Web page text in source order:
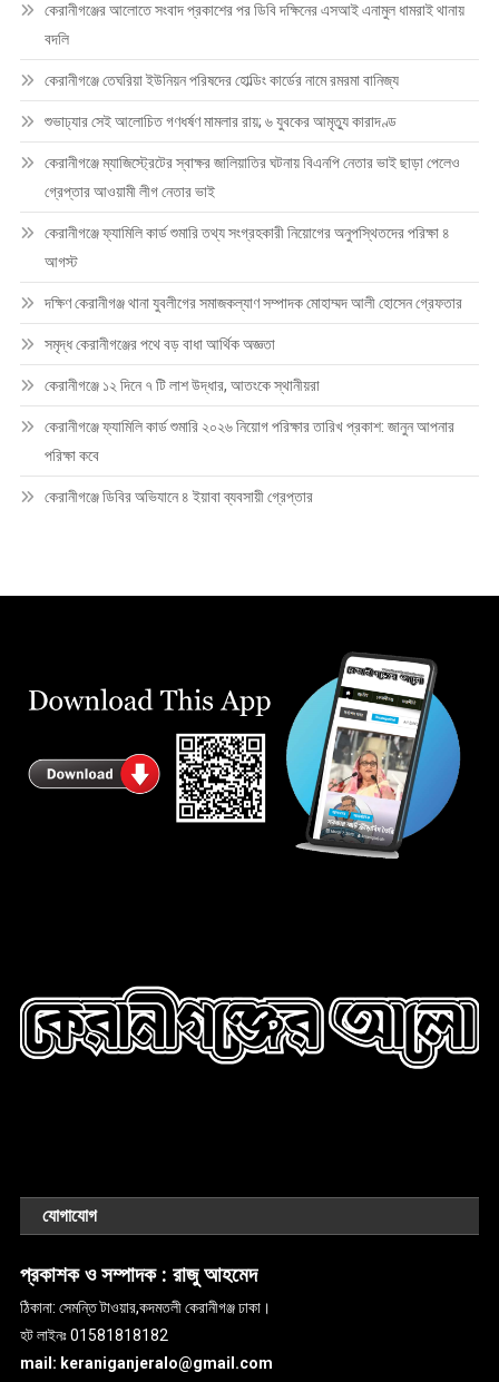
কেরানীগঞ্জের আলোতে সংবাদ প্রকাশের পর ডিবি দক্ষিনের এসআই এনামুল ধামরাই থানায়
বদলি
কেরানীগঞ্জে তেঘরিয়া ইউনিয়ন পরিষদের হোল্ডিং কার্ডের নামে রমরমা বানিজ্য
শুভাঢ্যার সেই আলোচিত গণধর্ষণ মামলার রায়; ৬ যুবকের আমৃত্যু কারাদণ্ড
কেরানীগঞ্জে ম্যাজিস্ট্রেটের স্বাক্ষর জালিয়াতির ঘটনায় বিএনপি নেতার ভাই ছাড়া পেলেও
গ্রেপ্তার আওয়ামী লীগ নেতার ভাই
কেরানীগঞ্জে ফ্যামিলি কার্ড শুমারি তথ্য সংগ্রহকারী নিয়োগের অনুপস্থিতদের পরিক্ষা ৪
আগস্ট
দক্ষিণ কেরানীগঞ্জ থানা যুবলীগের সমাজকল্যাণ সম্পাদক মোহাম্মদ আলী হোসেন গ্রেফতার
সমৃদ্ধ কেরানীগঞ্জের পথে বড় বাধা আর্থিক অজ্ঞতা
কেরানীগঞ্জে ১২ দিনে ৭ টি লাশ উদ্ধার, আতংকে স্থানীয়রা
কেরানীগঞ্জে ফ্যামিলি কার্ড শুমারি ২০২৬ নিয়োগ পরিক্ষার তারিখ প্রকাশ: জানুন আপনার
পরিক্ষা কবে
কেরানীগঞ্জে ডিবির অভিযানে ৪ ইয়াবা ব্যবসায়ী গ্রেপ্তার
যোগাযোগ
প্রকাশক ও সম্পাদক :রাজু আহমেদ
ঠিকানা: সেমন্তি টাওয়ার,কদমতলী কেরানীগঞ্জ ঢাকা।
হট লাইনঃ 01581818182
mail: keraniganjeralo@gmail.com